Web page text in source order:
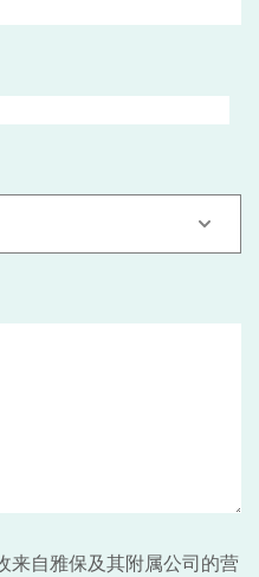
来自雅保及其附属公司的营